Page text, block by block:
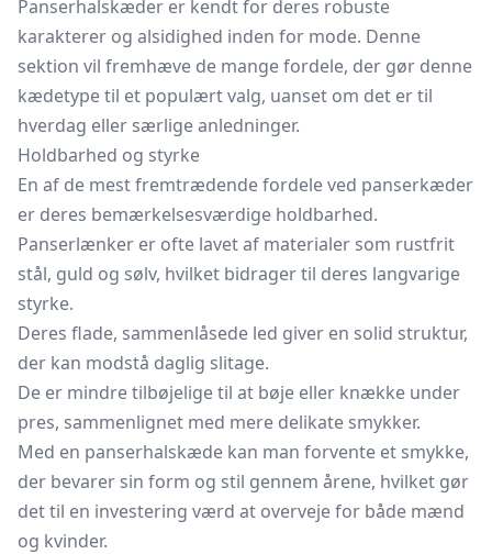
Panserhalskæder er kendt for deres robuste
karakterer og alsidighed inden for mode. Denne
sektion vil fremhæve de mange fordele, der gør denne
kædetype til et populært valg, uanset om det er til
hverdag eller særlige anledninger.
Holdbarhed og styrke
En af de mest fremtrædende fordele ved panserkæder
er deres bemærkelsesværdige holdbarhed.
Panserlænker er ofte lavet af materialer som rustfrit
stål, guld og sølv, hvilket bidrager til deres langvarige
styrke.
Deres flade, sammenlåsede led giver en solid struktur,
der kan modstå daglig slitage.
De er mindre tilbøjelige til at bøje eller knække under
pres, sammenlignet med mere delikate smykker.
Med en panserhalskæde kan man forvente et smykke,
der bevarer sin form og stil gennem årene, hvilket gør
det til en investering værd at overveje for både mænd
og kvinder.